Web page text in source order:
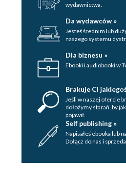
wydawnictwa.
Da wydawców »
Jesteś średnim lub
naszego systemu
Dla biznesu »
Ebooki i audiobooki w
Brakuje Ci
Jeśli w naszej ofercie
dołożymy starań, by
pojawił.
Self publishing »
Napisałeś ebooka lub
Dołącz do nas i